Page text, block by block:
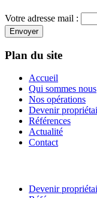
Votre adresse mail :
Envoyer
Plan du site
Accueil
Qui sommes nous
Nos opérations
Devenir
Références
Actualité
Contact
Devenir